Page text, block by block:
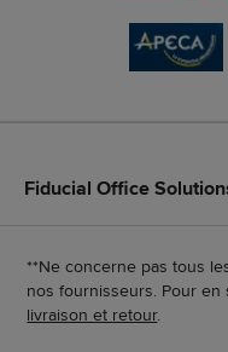
Fiducial Office
**Ne concerne pas tous
nos fournisseurs. Pour
livraison et retour.